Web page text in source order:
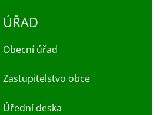
ÚŘAD
Obecní úřad
Zastupitelstvo obce
Úřední deska